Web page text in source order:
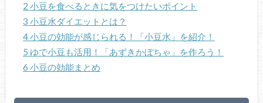
2 小豆を食べるときに気をつけたいポイント
3 小豆水ダイエットとは？
4小豆の効能が感じられる！「小豆水」を紹介！
5 ゆで小豆も活用！「あずきかぼちゃ」を作ろう！
6 小豆の効能まとめ